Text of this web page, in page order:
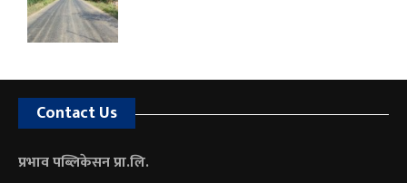
Contact Us
प्रभाव पब्लिकेसन प्रा.लि.